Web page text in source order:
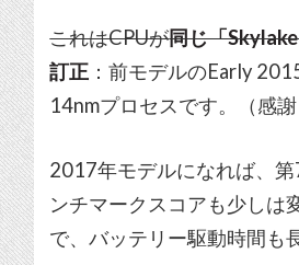
これはCPUが同じ「
訂正 ：前モデルのEarly
14nmプロセスです。（感謝
2017年モデルになれば、
ンチマークスコアも少しは
で、バッテリー駆動時間も